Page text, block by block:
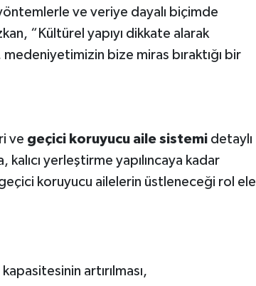
ve veriye dayalı biçimde
“Kültürel yapıyı dikkate alarak
bize miras bıraktığı bir
ve geçici koruyucu aile sistemidetaylı
kalıcı yerleştirme yapılıncaya kadar
koruyucu ailelerin üstleneceği rol ele
artırılması,